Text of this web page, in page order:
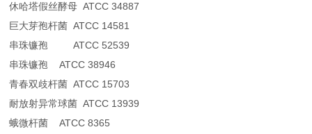
休哈塔假丝酵母 ATCC 34887
巨大芽孢杆菌 ATCC 14581
串珠镰孢 ATCC 52539
串珠镰孢 ATCC 38946
青春双歧杆菌 ATCC 15703
耐放射异常球菌 ATCC 13939
蛾微杆菌 ATCC 8365